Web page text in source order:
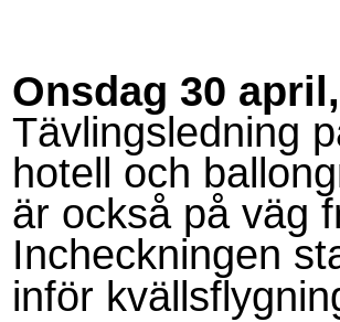
Onsdag 30
Tävlingsledning
hotell och
är också på väg
Incheckningen
inför